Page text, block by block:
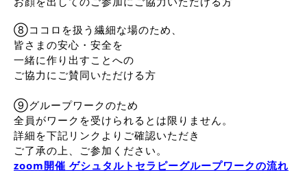
⑧ココロを扱う繊細な場のため、
皆さまの安心・安全を
一緒に作り出すことへの
ご協力にご賛同いただける方
⑨グループワークのため
全員がワークを受けられるとは限りません。
詳細を下記リンクよりご確認いただき
ご了承の上、ご参加ください。
zoom開催 ゲシュタルトセラピーグループワークの流れ